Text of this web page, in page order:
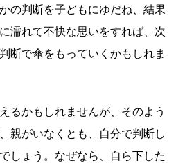
の判断を子どもにゆだね、結果
濡れて不快な思いをすれば、次
断で傘をもっていくかもしれま
るかもしれませんが、そのよう
親がいなくとも、自分で判断し
しょう。なぜなら、自ら下した